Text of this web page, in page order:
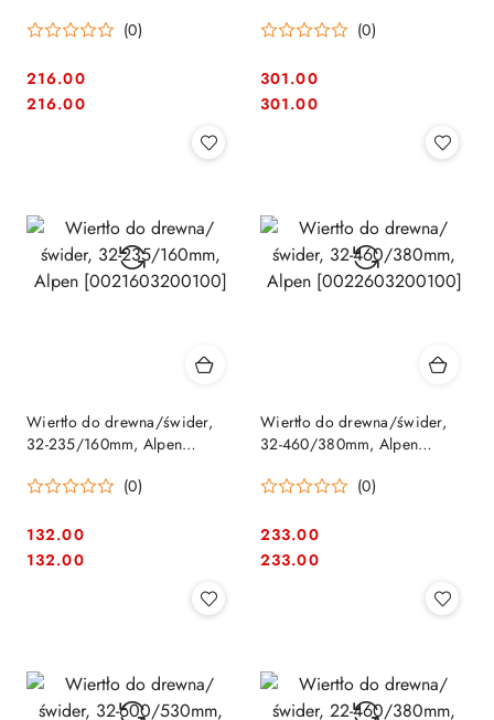
(0)
Cena:
216.00
Cena:
216.00
(0)
Cena:
301.00
Cena:
301.00
Wiertło do drewna/świder,
32-235/160mm, Alpen
(0)
Cena:
132.00
Cena:
132.00
Wiertło do drewna/świder,
32-460/380mm, Alpen
(0)
Cena:
233.00
Cena:
233.00